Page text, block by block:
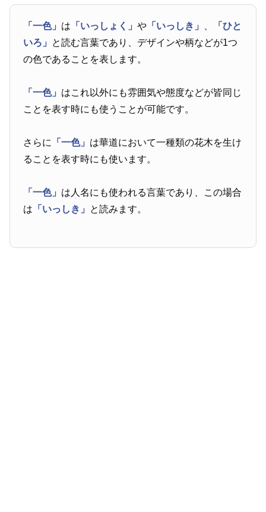
「一色」 は 「いっしょく」や 「いっしき」
「ひと
いろ」 と読む言葉であり、デザインや柄などが1つ
の色であることを表します。
「一色」 はこれ以外にも雰囲気や態度などが皆同じ
ことを表す時にも使うことが可能です。
さらに 「一色」 は華道において一種類の花木を生け
ることを表す時にも使います。
「一色」 は人名にも使われる言葉であり、この場合
は 「いっしき」 と読みます。